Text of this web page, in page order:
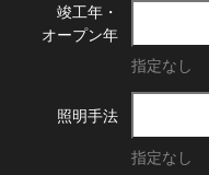
竣工年・
オープン年
指定なし
照明手法
指定なし